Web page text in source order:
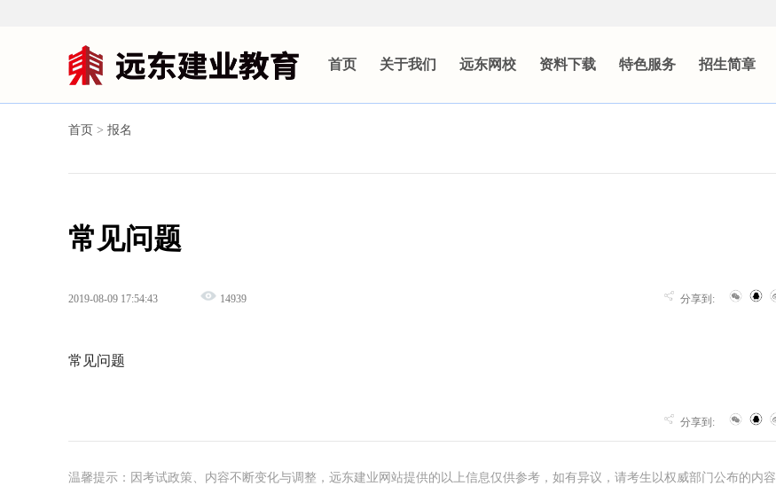
首页 关于我们 远东网校 资料下载 特色服务 招生简章
首页 > 报名
常见问题
2019-08-09 17:54:43 14939 分享到:
常见问题
分享到:
温馨提示：因考试政策、内容不断变化与调整，远东建业网站提供的以上信息仅供参考，如有异议，请考生以权威部门公布的内容